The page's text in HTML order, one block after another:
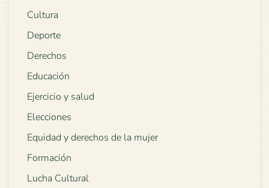
Cultura
Deporte
Derechos
Educación
Ejercicio y salud
Elecciones
Equidad y derechos de la mujer
Formación
Lucha Cultural